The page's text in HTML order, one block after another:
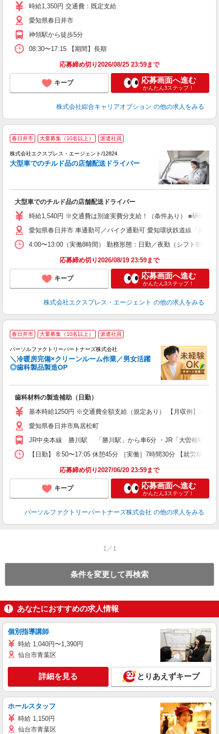
時給1,350円 交通費：既定支給
愛知県春日井市
神領駅から徒歩5分
08:30〜17:15 【期間】長期
応募締め切り2026/08/25 23:59まで
キープ 応募画面へ進む
かんたん3ステップ！
株式会社綜合キャリアオプション の他の求人をみる
春日井市 大量募集（10名以上） 派遣社員
株式会社エクスプレス・エージェント/12824
大型車でのチルド品の店舗配送ドライバー
大型車でのチルド品の店舗配送ドライバー
時給1,540円 ※交通費は別途実費分支給！（条件あり） ■研修期
愛知県春日井市 車通勤可／バイク通勤可 愛知環状鉄道線「高蔵
4:00〜13:00（実働8時間） 勤務形態：日勤／夜勤（シフト制）
応募締め切り2026/08/19 23:59まで
キープ 応募画面へ進む
かんたん3ステップ！
株式会社エクスプレス・エージェント の他の求人をみる
春日井市 大量募集（10名以上） 派遣社員
パーソルファクトリーパートナーズ株式会社
＼冷暖房完備×クリーンルーム作業／男女活躍
◎歯科製品製造OP
歯科材料の製造補助（日勤）
基本時給1250円 ※交通費全額支給（規定あり） 【月収例】21.8
愛知県春日井市鳥居松町
JR中央本線 勝川駅 「勝川駅」から車6分 ・JR「大曽根駅」か
【日勤】 8:50〜17:05 休憩45分 ［実働］7時間30分 【就労期間】
応募締め切り2027/06/20 23:59まで
キープ 応募画面へ進む
かんたん3ステップ！
パーソルファクトリーパートナーズ株式会社 の他の求人をみる
1／1
条件を変更して再検索
あなたにおすすめの求人情報
個別指導講師
時給 1,040円〜1,390円
仙台市青葉区
詳細を見る とりあえずキープ
ホールスタッフ
時給 1,150円
仙台市青葉区